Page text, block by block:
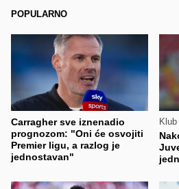
POPULARNO
Carragher sve iznenadio
prognozom: "Oni će osvojiti
Premier ligu, a razlog je
jednostavan"